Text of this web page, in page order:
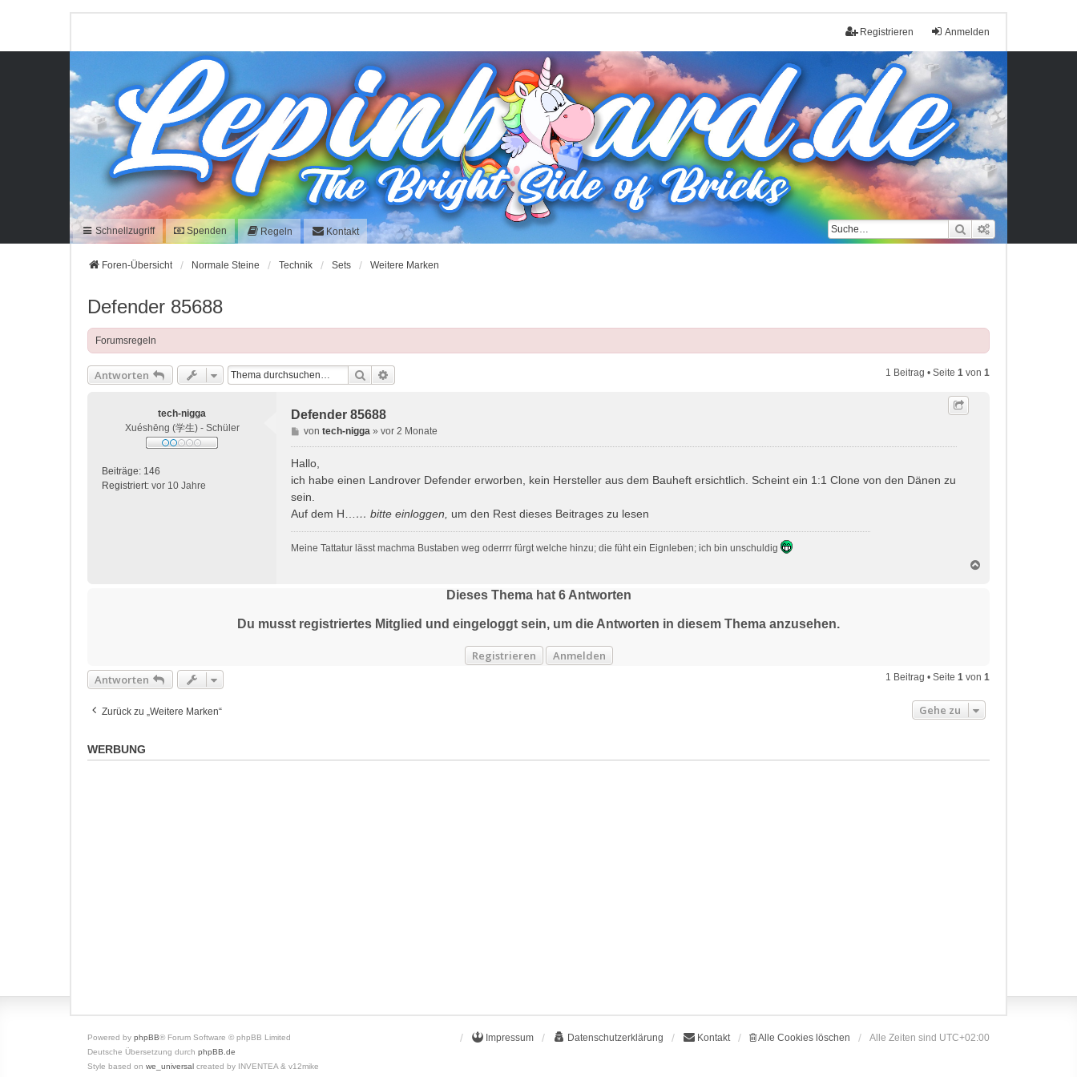
Anmelden
Registrieren
Schnellzugriff Spenden Regeln Kontakt Suche
Foren-Übersicht Normale Steine Technik Sets Weitere Marken
Defender 85688
Forumsregeln
Antworten Suche 1 Beitrag • Seite 1 von 1
tech-nigga
Xuéshēng (学生) - Schüler
Beiträge: 146
Registriert: vor 10 Jahre
Defender 85688
B
e
i
t
a
g
von tech-nigga» vor 2 Monate
Hallo,
ich habe einen Landrover Defender erworben, kein Hersteller aus dem Bauheft ersichtlich. Scheint ein 1:1 Clone von den Dänen zu
sein.
Auf dem H… … bitte einloggen um den Rest dieses Beitrages zu lesen
Meine Tattatur lässt machma Bustaben weg oderrrr fürgt welche hinzu; die füht ein Eignleben; ich bin unschuldig
Dieses Thema hat 6Antworten
Du musst registriertes Mitglied und eingeloggt sein, um die Antworten in diesem Thema anzusehen.
Registrieren
Anmelden
Antworten
1 Beitrag • Seite 1 von 1
Zurück zu „Weitere Marken“ Gehe zu
WERBUNG
Impressum Datenschutzerklärung Kontakt Alle Cookies löschen Alle Zeiten sind UTC+02:00
Powered by phpBB® Forum Software © phpBB Limited
Deutsche Übersetzung durch phpBB.de
Style based on we_universal created by INVENTEA & v12mike